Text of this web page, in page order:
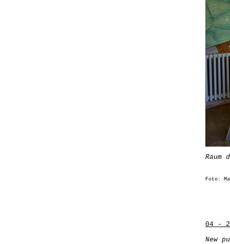
Foto:
04 -
New